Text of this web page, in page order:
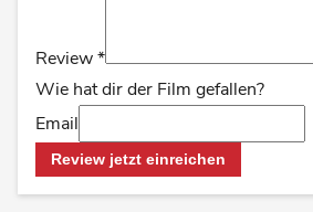
Review*
Wie hat dir der Film gefallen?
Email
Review jetzt einreichen